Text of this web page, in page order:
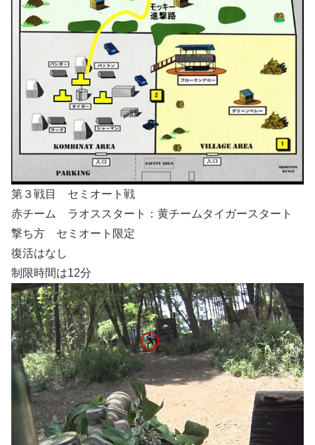
第３戦目 セミオート戦
赤チーム ラオススタート：黄チームタイガースタート
撃ち方 セミオート限定
復活はなし
制限時間は12分